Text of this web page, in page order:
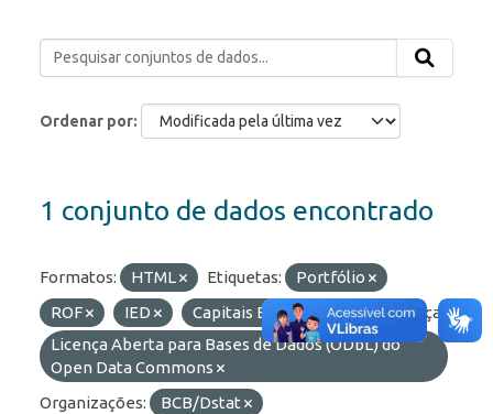
Ordenar por
1 conjunto de dados encontrado
Formatos: HTML Etiquetas:
Portfólio
ROF
IED Capitais Estrangeiros
Licenças:
Licença Aberta para Bases de Dados (ODbL) do
Open Data Commons
Organizações:
BCB/Dstat